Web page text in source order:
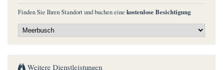
Finden Sie Ihren Standort und buchen eine kostenlose Besichtigung
Weitere Dienstleistungen